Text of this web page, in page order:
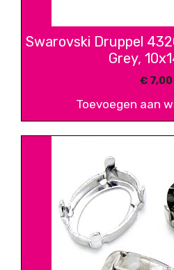
Swarovski Druppel
Grey,
€7,00
Toevoegen aan